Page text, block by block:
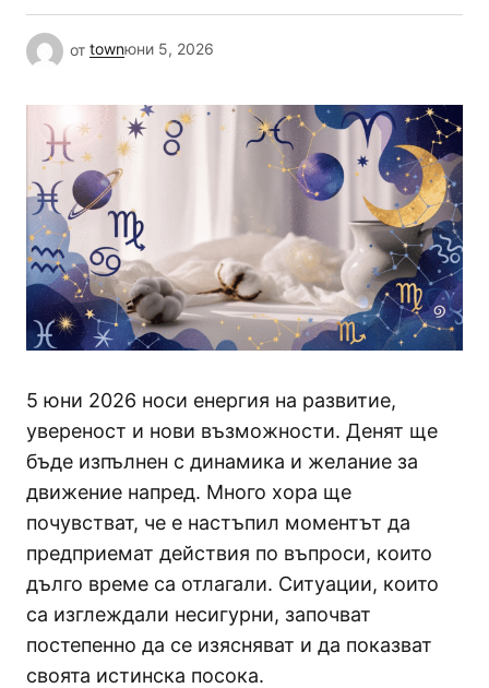
от townюни 5, 2026
5 юни 2026 носи енергия на развитие,
увереност и нови възможности. Денят ще
бъде изпълнен с динамика и желание за
движение напред. Много хора ще
почувстват, че е настъпил моментът да
предприемат действия по въпроси, които
дълго време са отлагали. Ситуации, които
са изглеждали несигурни, започват
постепенно да се изясняват и да показват
своята истинска посока.